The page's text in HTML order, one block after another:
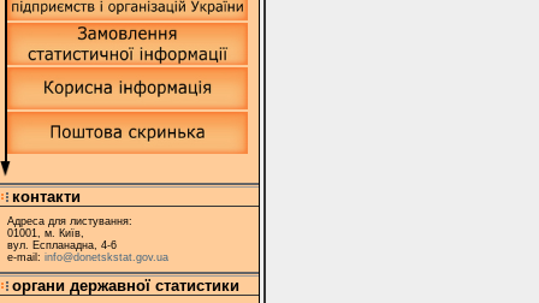
контакти
Адреса для листування:
01001, м. Київ,
вул. Еспланадна, 4-6
e-mail: info@donetskstat.gov.ua
органи державної статистики